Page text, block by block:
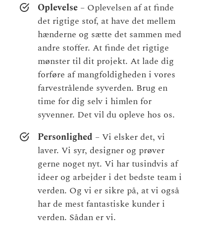
Oplevelse – Oplevelsen af at finde
det rigtige stof, at have det mellem
hænderne og sætte det sammen med
andre stoffer. At finde det rigtige
mønster til dit projekt. At lade dig
forføre af mangfoldigheden i vores
farvestrålende syverden. Brug en
time for dig selv i himlen for
syvenner. Det vil du opleve hos os.
Personlighed – Vi elsker det, vi
laver. Vi syr, designer og prøver
gerne noget nyt. Vi har tusindvis af
ideer og arbejder i det bedste team i
verden. Og vi er sikre på, at vi også
har de mest fantastiske kunder i
verden. Sådan er vi.